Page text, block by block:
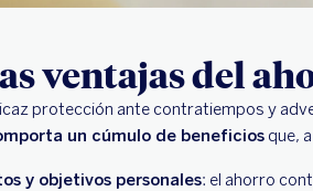
ventajas del
protección ante contratiempos y
un cúmulo de beneficios que,
y objetivos personales: el ahorro